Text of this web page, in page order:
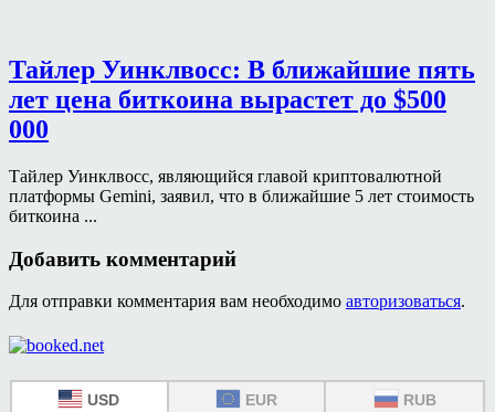
Тайлер Уинклвосс: В ближайшие пять
лет цена биткоина вырастет до $500
000
Тайлер Уинклвосс, являющийся главой криптовалютной
платформы Gemini, заявил, что в ближайшие 5 лет стоимость
биткоина ...
Добавить комментарий
Для отправки комментария вам необходимо авторизоваться.